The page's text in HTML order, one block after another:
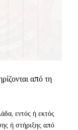
από τη
εντός ή εκτός
ή στήριξης από